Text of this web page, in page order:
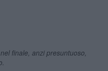
finale, anzi presuntuoso,